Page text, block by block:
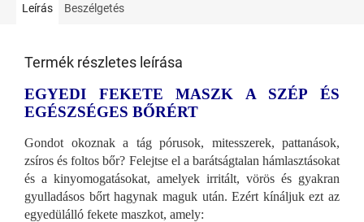
Leírás Beszélgetés
Termék részletes leírása
EGYEDI FEKETE MASZK A SZÉP ÉS
EGÉSZSÉGES BŐRÉRT
Gondot okoznak a tág pórusok, mitesszerek, pattanások,
zsíros és foltos bőr? Felejtse el a barátságtalan hámlasztásokat
és a kinyomogatásokat, amelyek irritált, vörös és gyakran
gyulladásos bőrt hagynak maguk után. Ezért kínáljuk ezt az
egyedülálló fekete maszkot, amely: